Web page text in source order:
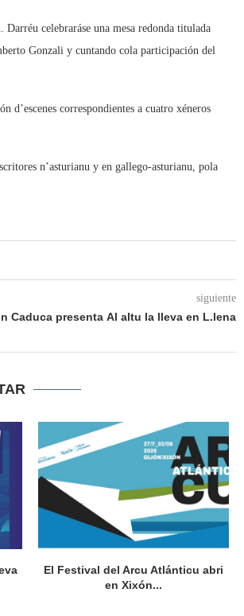
Darréu celebraráse una mesa redonda titulada
Gonzali y cuntando cola participación del
d’escenes correspondientes a cuatro xéneros
n’asturianu y en gallego-asturianu, pola
siguiente
Caduca presenta Al altu la lleva en L.lena
El Festival del Arcu Atlánticu abri
en Xixón...